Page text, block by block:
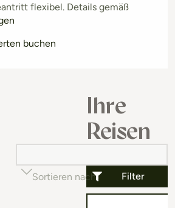
flexibel. Details gemäß
buchen
Ihre
Reisen
Filter
Sortieren nach Beliebtheit